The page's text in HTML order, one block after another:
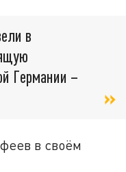
в
Германии –
в своём